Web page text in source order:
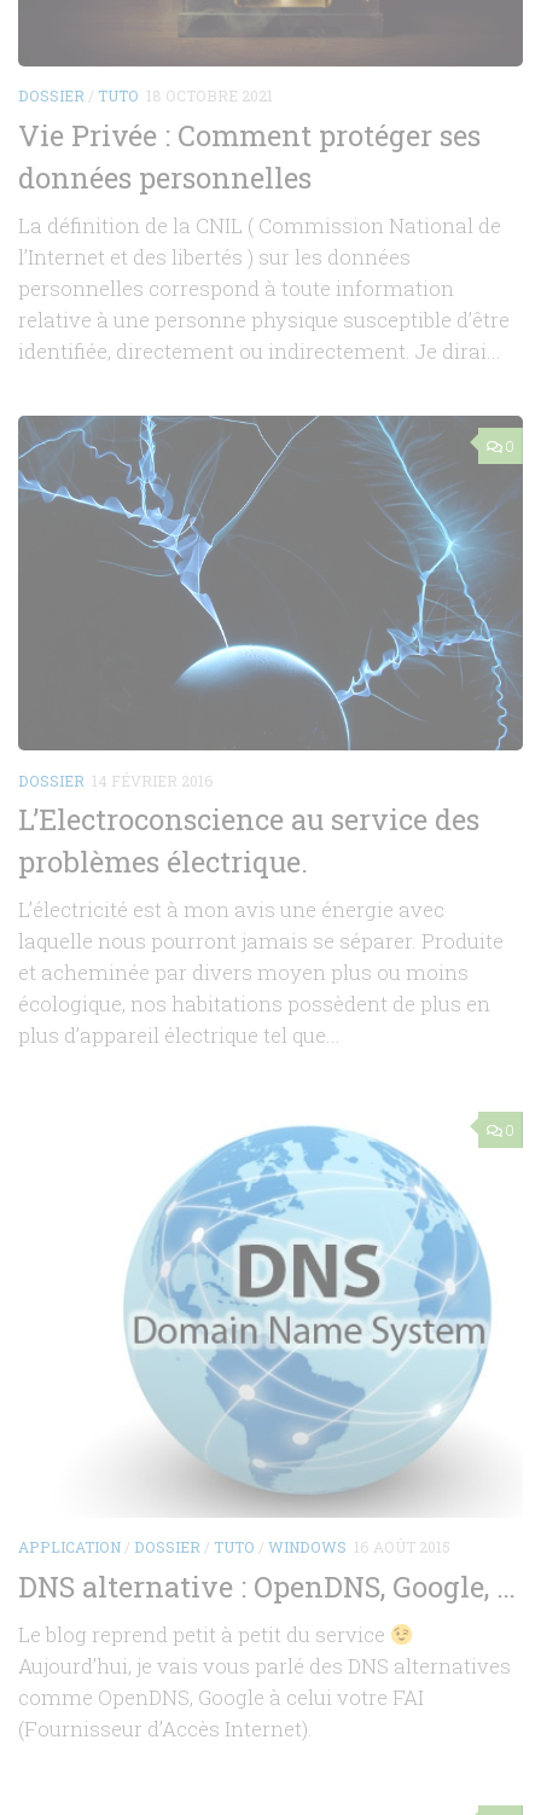
DOSSIER / TUTO 18 OCTOBRE 2021
Vie Privée : Comment protéger ses
données personnelles
La définition de la CNIL ( Commission National de
l’Internet et des libertés ) sur les données
personnelles correspond à toute information
relative à une personne physique susceptible d’être
identifiée, directement ou indirectement. Je dirai...
0
DOSSIER 14 FÉVRIER 2016
L’Electroconscience au service des
problèmes électrique.
L’électricité est à mon avis une énergie avec
laquelle nous pourront jamais se séparer. Produite
et acheminée par divers moyen plus ou moins
écologique, nos habitations possèdent de plus en
plus d’appareil électrique tel que...
0
APPLICATION / DOSSIER / TUTO / WINDOWS 16 AOÛT 2015
DNS alternative : OpenDNS, Google, …
Le blog reprend petit à petit du service
Aujourd’hui, je vais vous parlé des DNS alternatives
comme OpenDNS, Google à celui votre FAI
(Fournisseur d’Accès Internet).